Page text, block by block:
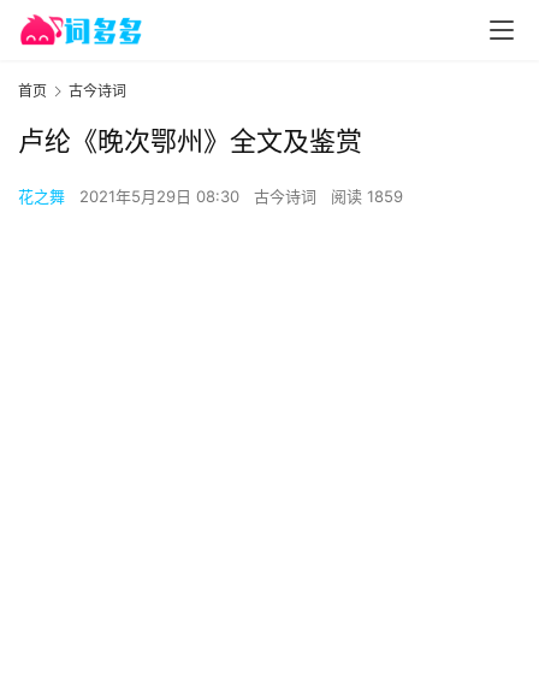
首页 古今诗词
卢纶《晚次鄂州》全文及鉴赏
花之舞 2021年5月29日 08:30 古今诗词 阅读 1859